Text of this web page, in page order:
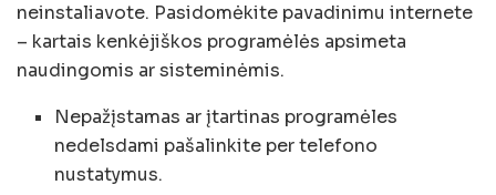
neinstaliavote. Pasidomėkite pavadinimu internete
– kartais kenkėjiškos programėlės apsimeta
naudingomis ar sisteminėmis.
Nepažįstamas ar įtartinas programėles
nedelsdami pašalinkite per telefono
nustatymus.